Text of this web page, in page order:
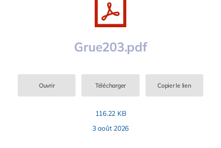
Grue203.pdf
Ouvrir Télécharger Copier le lien
116.22 KB
3 août 2026